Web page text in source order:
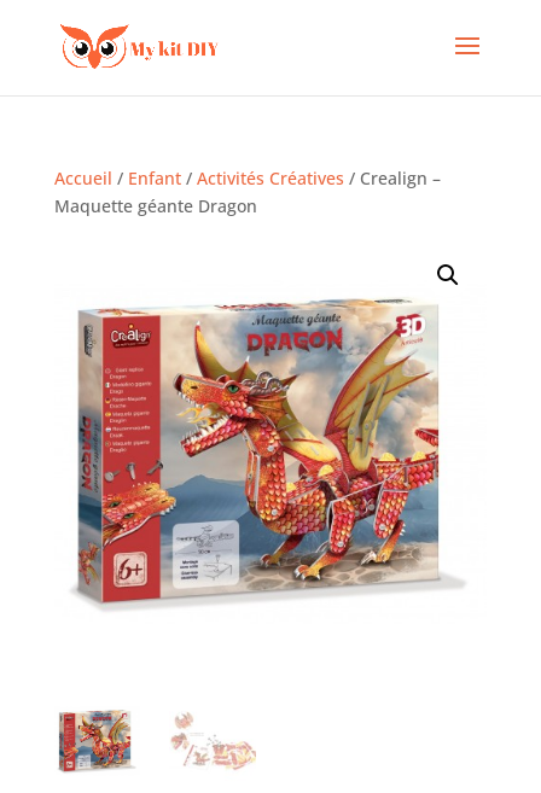
Accueil / Enfant/ Activités Créatives / Crealign –
Maquette géante Dragon